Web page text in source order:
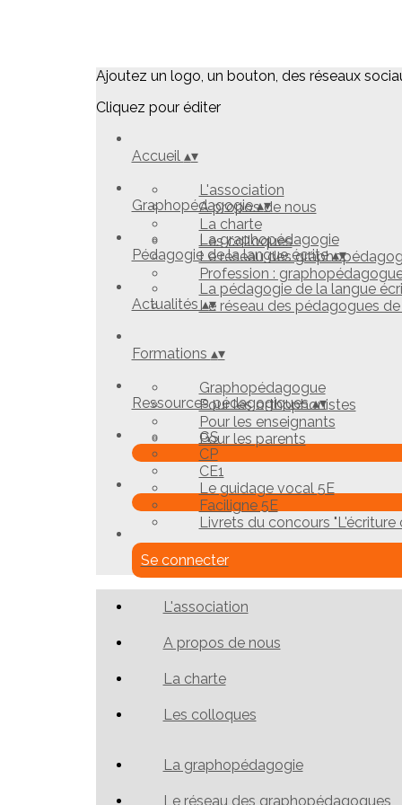
Ajoutez un logo, un bouton, des réseaux
Cliquez pour éditer
Accueil ▴▾
L'association
A propos de nous
La charte
Les colloques
Graphopédagogie▴▾
La graphopédagogie
Le réseau des
Profession :
Pédagogie de la langue écrite▴▾
La pédagogie de la langue
Le réseau des pédagogues
Actualités▴▾
Formations ▴▾
Graphopédagogue
Pour les orthophonistes
Pour les enseignants
Pour les parents
Ressources pédagogiques▴▾
GS
CP
CE1
Le guidage vocal 5E
Faciligne 5E
Livrets du concours "L'écriture
Se connecter
L'association
A propos de nous
La charte
Les colloques
La graphopédagogie
Le réseau des graphopédagogues